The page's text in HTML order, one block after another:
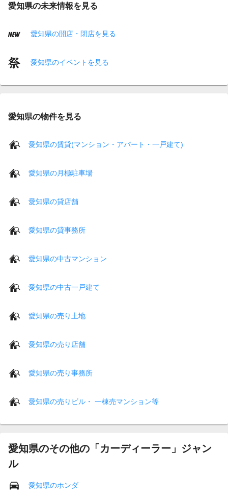
愛知県の未来情報を見る
愛知県の開店・閉店を見る
愛知県のイベントを見る
愛知県の物件を見る
愛知県の賃貸(マンション・アパート・一戸建て)
愛知県の月極駐車場
愛知県の貸店舗
愛知県の貸事務所
愛知県の中古マンション
愛知県の中古一戸建て
愛知県の売り土地
愛知県の売り店舗
愛知県の売り事務所
愛知県の売りビル・ 一棟売マンション等
愛知県のその他の「カーディーラー」ジャン
ル
愛知県のホンダ